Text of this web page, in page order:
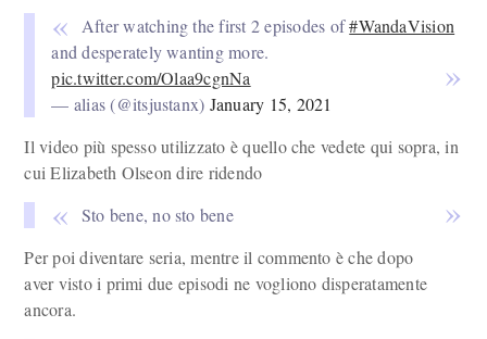
After watching the first 2 episodes of#WandaVision
and desperately wanting more.
pic.twitter.com/Olaa9cgnNa
— alias (@itsjustanx) January 15, 2021
Il video più spesso utilizzato è quello che vedete qui sopra, in
cui Elizabeth Olseon dire ridendo
Sto bene, no sto bene
Per poi diventare seria, mentre il commento è che dopo
aver visto i primi due episodi ne vogliono disperatamente
ancora.